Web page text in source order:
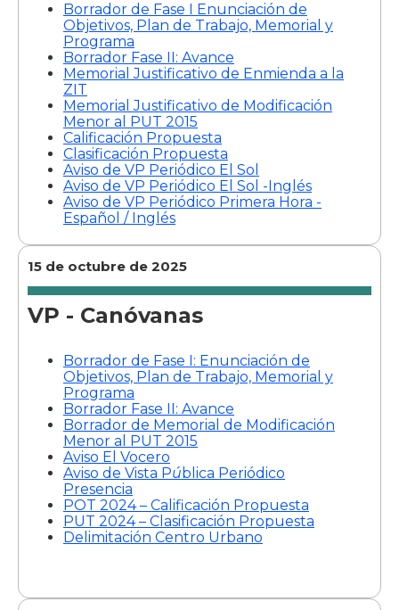
Borrador de Fase I Enunciación de
Objetivos, Plan de Trabajo, Memorial y
Programa
Borrador Fase II: Avance
Memorial Justificativo de Enmienda a la
ZIT
Memorial Justificativo de Modificación
Menor al PUT 2015
Calificación Propuesta
Clasificación Propuesta
Aviso de VP Periódico El Sol
Aviso de VP Periódico El Sol -Inglés
Aviso de VP Periódico Primera Hora -
Español / Inglés
15 de octubre de 2025
VP - Canóvanas
Borrador de Fase I: Enunciación de
Objetivos, Plan de Trabajo, Memorial y
Programa
Borrador Fase II: Avance
Borrador de Memorial de Modificación
Menor al PUT 2015
Aviso El Vocero
Aviso de Vista Pública Periódico
Presencia
POT 2024 – Calificación Propuesta
PUT 2024 – Clasificación Propuesta
Delimitación Centro Urbano